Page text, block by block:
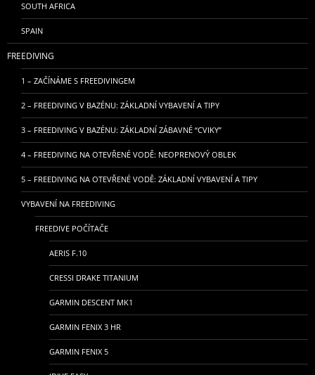
SOUTH AFRICA
SPAIN
FREEDIVING
1 – ZAČÍNÁME S FREEDIVINGEM
2 – FREEDIVING V BAZÉNU: ZÁKLADNÍ VYBAVENÍ A TIPY
3 – FREEDIVING V BAZÉNU: ZÁKLADNÍ ZÁBAVNÉ “CVIKY”
4 – FREEDIVING NA OTEVŘENÉ VODĚ: NEOPRENOVÝ OBLEK
5 – FREEDIVING NA OTEVŘENÉ VODĚ: ZÁKLADNÍ VYBAVENÍ A TIPY
VYBAVENÍ NA FREEDIVING
FREEDIVE POČÍTAČE
AERIS F.10
CRESSI DRAKE TITANIUM
GARMIN DESCENT MK1
GARMIN FENIX 3 HR
GARMIN FENIX 5